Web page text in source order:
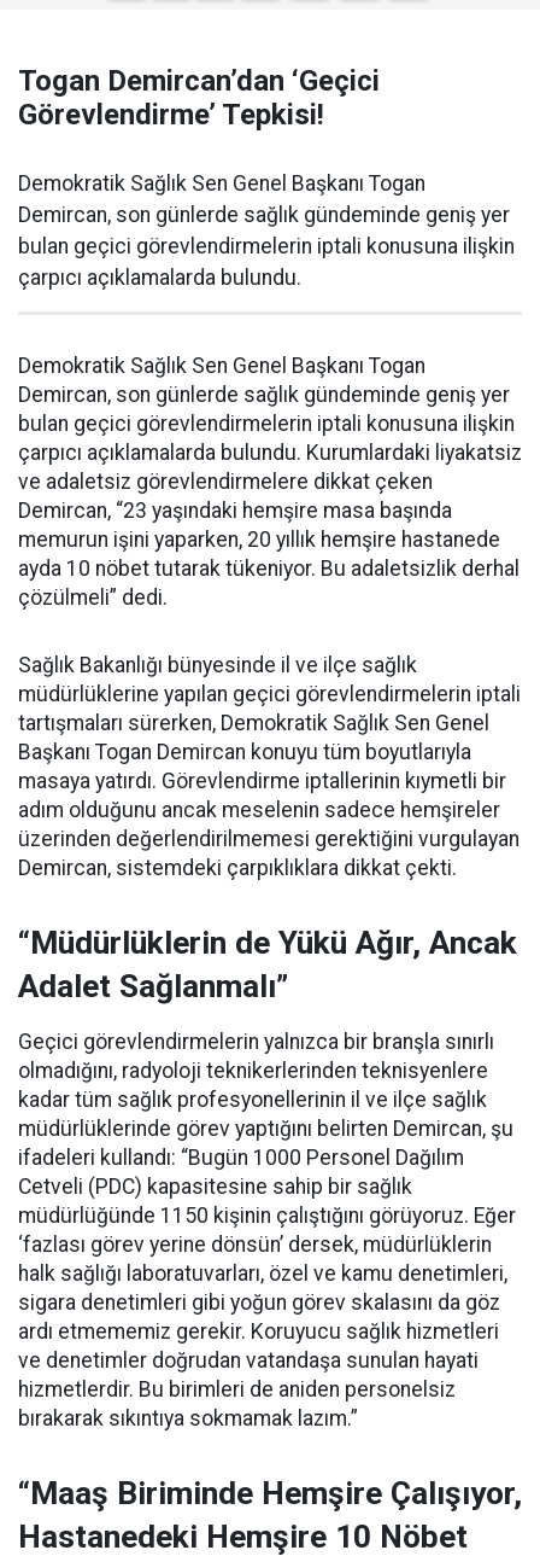
Togan Demircan’dan ‘Geçici
Görevlendirme’ Tepkisi!
Demokratik Sağlık Sen Genel Başkanı Togan
Demircan, son günlerde sağlık gündeminde geniş yer
bulan geçici görevlendirmelerin iptali konusuna ilişkin
çarpıcı açıklamalarda bulundu.
Demokratik Sağlık Sen Genel Başkanı Togan
Demircan, son günlerde sağlık gündeminde geniş yer
bulan geçici görevlendirmelerin iptali konusuna ilişkin
çarpıcı açıklamalarda bulundu. Kurumlardaki liyakatsiz
ve adaletsiz görevlendirmelere dikkat çeken
Demircan, “23 yaşındaki hemşire masa başında
memurun işini yaparken, 20 yıllık hemşire hastanede
ayda 10 nöbet tutarak tükeniyor. Bu adaletsizlik derhal
çözülmeli” dedi.
Sağlık Bakanlığı bünyesinde il ve ilçe sağlık
müdürlüklerine yapılan geçici görevlendirmelerin iptali
tartışmaları sürerken, Demokratik Sağlık Sen Genel
Başkanı Togan Demircan konuyu tüm boyutlarıyla
masaya yatırdı. Görevlendirme iptallerinin kıymetli bir
adım olduğunu ancak meselenin sadece hemşireler
üzerinden değerlendirilmemesi gerektiğini vurgulayan
Demircan, sistemdeki çarpıklıklara dikkat çekti.
“Müdürlüklerin de Yükü Ağır, Ancak
Adalet Sağlanmalı”
Geçici görevlendirmelerin yalnızca bir branşla sınırlı
olmadığını, radyoloji teknikerlerinden teknisyenlere
kadar tüm sağlık profesyonellerinin il ve ilçe sağlık
müdürlüklerinde görev yaptığını belirten Demircan, şu
ifadeleri kullandı: “Bugün 1000 Personel Dağılım
Cetveli (PDC) kapasitesine sahip bir sağlık
müdürlüğünde 1150 kişinin çalıştığını görüyoruz. Eğer
‘fazlası görev yerine dönsün’ dersek, müdürlüklerin
halk sağlığı laboratuvarları, özel ve kamu denetimleri,
sigara denetimleri gibi yoğun görev skalasını da göz
ardı etmememiz gerekir. Koruyucu sağlık hizmetleri
ve denetimler doğrudan vatandaşa sunulan hayati
hizmetlerdir. Bu birimleri de aniden personelsiz
bırakarak sıkıntıya sokmamak lazım.”
“Maaş Biriminde Hemşire Çalışıyor,
Hastanedeki Hemşire 10 Nöbet